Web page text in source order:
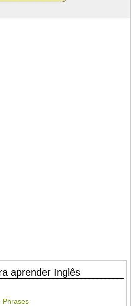
aprender Inglês
Phrases